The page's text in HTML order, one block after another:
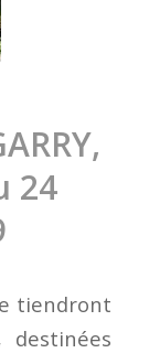
24
tiendront
destinées